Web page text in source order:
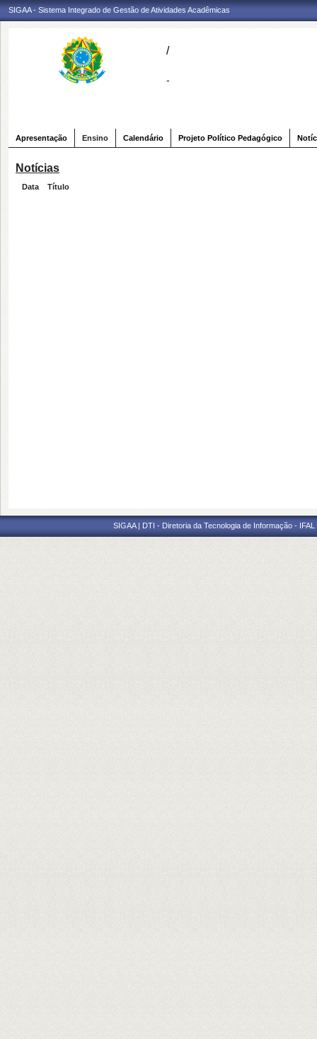
SIGAA - Sistema Integrado de Gestão de Atividades Acadêmicas
/
-
Apresentação Ensino Calendário Projeto Político Pedagógico
Notícias
Data Título
SIGAA | DTI - Diretoria da Tecnologia de Informação -